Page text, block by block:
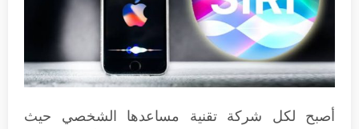
أصبح لكل شركة تقنية مساعدها الشخصي حيث